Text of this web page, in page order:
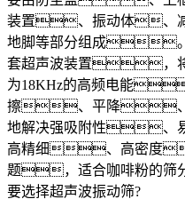
装置、振动体、
地脚等部分组成。
套超声波装置，
为18KHz的高频电能
擦、平降、
地解决强吸附性
高精细、高密度
题，适合咖啡粉的筛
要选择超声波振动筛?